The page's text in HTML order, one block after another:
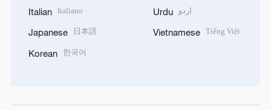
Italian Italiano
Japanese 日本語
Korean 한국어
Urdu اردو
Vietnamese Tiếng Việt